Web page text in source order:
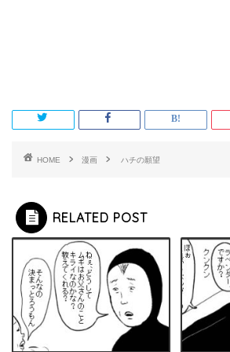
HOME 漫画 ハチの願望
RELATED POST